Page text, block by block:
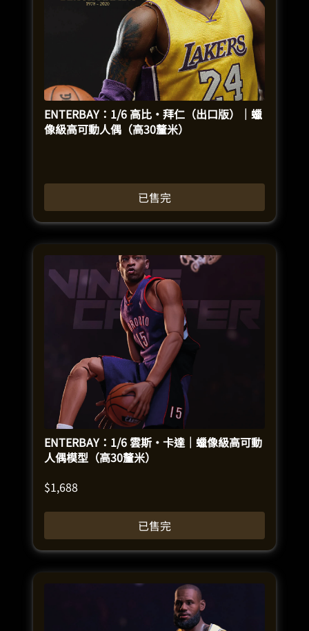
ENTERBAY：1/6 高比·拜仁（出口版）｜蠟
像級高可動人偶（高30釐米）
已售完
ENTERBAY：1/6 雲斯·卡達｜蠟像級高可動
人偶模型（高30釐米）
$1,688
已售完